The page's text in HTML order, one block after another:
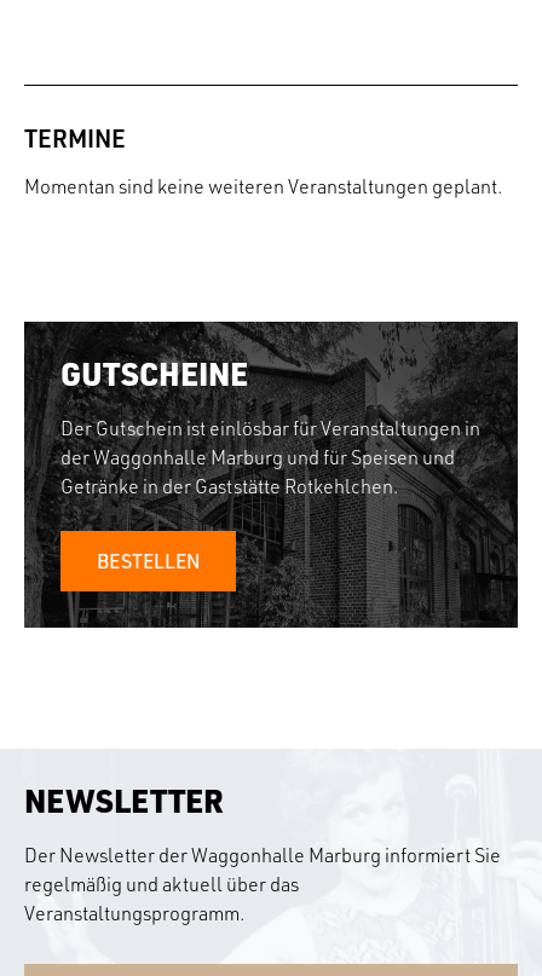
TERMINE
Momentan sind keine weiteren Veranstaltungen geplant.
GUTSCHEINE
Der Gutschein ist einlösbar für Veranstaltungen in
der Waggonhalle Marburg und für Speisen und
Getränke in der Gaststätte Rotkehlchen.
BESTELLEN
NEWSLETTER
Der Newsletter der Waggonhalle Marburg informiert Sie
regelmäßig und aktuell über das
Veranstaltungsprogramm.